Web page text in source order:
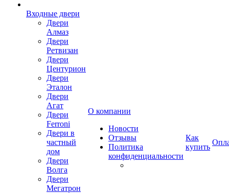
Входные двери
Двери
Алмаз
Двери
Ретвизан
Двери
Центурион
Двери
Эталон
Двери
Агат
Двери
Ferroni
Двери в
частный
дом
Двери
Волга
Двери
Мегатрон
О компании
Новости
Отзывы
Политика
конфиденциальности
Как
купить